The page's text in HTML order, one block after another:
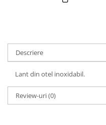
Descriere
Lant din otel inoxidabil.
Review-uri(0)